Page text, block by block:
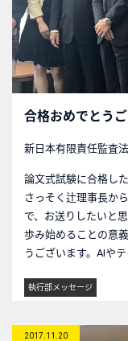
合格おめでとう
新日本有限責任監
論文式試験に合格し
さっそく辻理事長か
で、お送りしたいと
歩み始めることの意
うございます。AIや
執行部メッセージ
2017.11.20